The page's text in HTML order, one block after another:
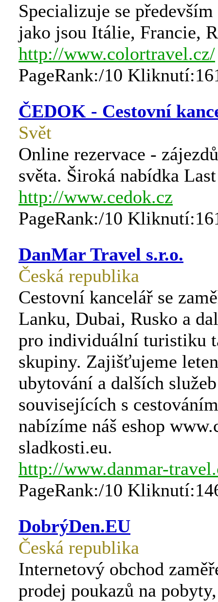
Specializuje se především
jako jsou Itálie, Francie,
http://www.colortravel.cz/
PageRank:/10
ČEDOK - Cestovní
Svět
Online rezervace -
světa. Široká nabídka
http://www.cedok.cz
PageRank:/10
DanMar Travel s.r.o.
Česká republika
Cestovní kancelář se
Lanku, Dubai, Rusko a
pro individuální turistiku
skupiny. Zajišťujeme
ubytování a dalších služeb
souvisejících s
nabízíme náš eshop
sladkosti.eu.
http://www.danmar-
PageRank:/10
DobrýDen.EU
Česká republika
Internetový obchod
prodej poukazů na